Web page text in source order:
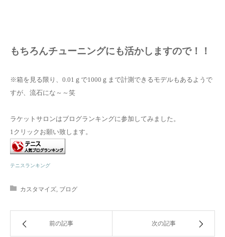
もちろんチューニングにも活かしますので！！
※箱を見る限り、0.01ｇで1000ｇまで計測できるモデルもあるようで
すが、流石にな～～笑
ラケットサロンはブログランキングに参加してみました。
1クリックお願い致します。
テニスランキング
カスタマイズ ブログ
前の記事 次の記事